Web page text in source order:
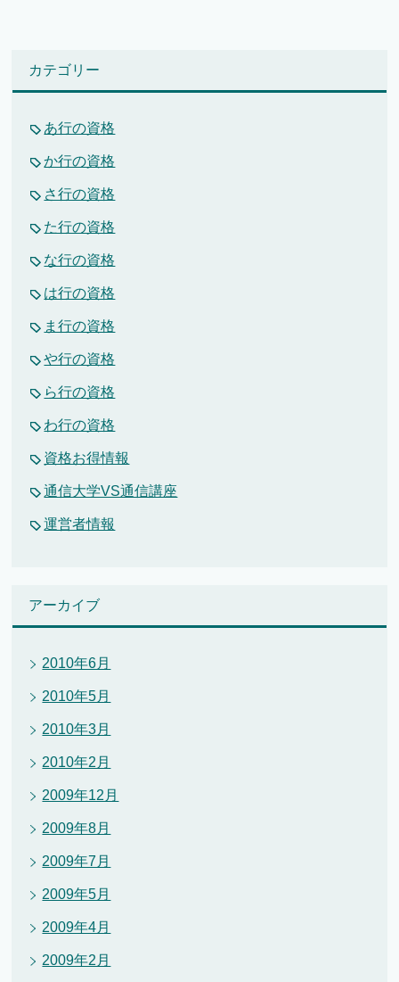
カテゴリー
あ行の資格
か行の資格
さ行の資格
た行の資格
な行の資格
は行の資格
ま行の資格
や行の資格
ら行の資格
わ行の資格
資格お得情報
通信大学VS通信講座
運営者情報
アーカイブ
2010年6月
2010年5月
2010年3月
2010年2月
2009年12月
2009年8月
2009年7月
2009年5月
2009年4月
2009年2月